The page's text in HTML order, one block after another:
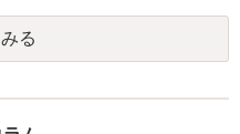
る